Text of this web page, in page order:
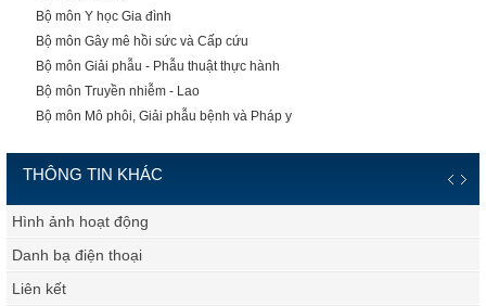
Bộ môn Y học Gia đình
Bộ môn Gây mê hồi sức và Cấp cứu
Bộ môn Giải phẫu - Phẫu thuật thực hành
Bộ môn Truyền nhiễm - Lao
Bộ môn Mô phôi, Giải phẫu bệnh và Pháp y
THÔNG TIN KHÁC
Hình ảnh hoạt động
Danh bạ điện thoại
Liên kết